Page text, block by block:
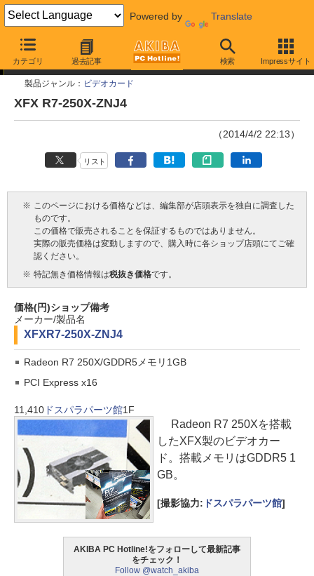
Powered by Translate
カテゴリ 過去記事 検索 Impressサイト
今週見つけた新製品
製品ジャンル： ビデオカード
XFX R7-250X-ZNJ4
（2014/4/2 22:13）
リスト
※ このページにおける価格などは、編集部が店頭表示を独自に調査した
ものです。
この価格で販売されることを保証するものではありません。
実際の販売価格は変動しますので、購入時に各ショップ店頭にてご確
認ください。
※ 特記無き価格情報は税抜き価格です。
価格(円)ショップ備考
メーカー/製品名
XFX R7-250X-ZNJ4
Radeon R7 250X/GDDR5メモリ1GB
PCI Express x16
11,410 ドスパラパーツ館1F
Radeon R7 250Xを搭載
したXFX製のビデオカー
ド。搭載メモリはGDDR5 1
GB。
[撮影協力: ドスパラパーツ館]
AKIBA PC Hotline!をフォローして最新記事
をチェック！
Follow @watch_akiba